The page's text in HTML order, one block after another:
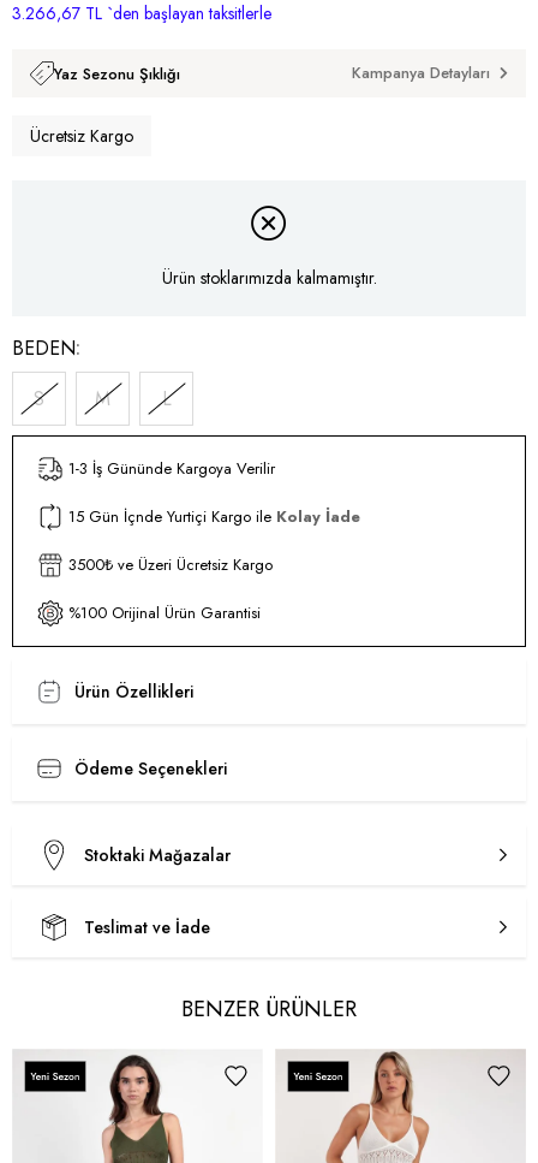
3.266,67 TL `den başlayan taksitlerle
Yaz Sezonu Şıklığı Kampanya Detayları
Ücretsiz Kargo
Ürün stoklarımızda kalmamıştır.
BEDEN
S
M L
1-3 İş Gününde Kargoya Verilir
15 Gün İçnde Yurtiçi Kargo ile Kolay İade
3500₺ ve Üzeri Ücretsiz Kargo
%100 Orijinal Ürün Garantisi
Ürün Özellikleri
Ödeme Seçenekleri
Stoktaki Mağazalar
Teslimat ve İade
BENZER ÜRÜNLER